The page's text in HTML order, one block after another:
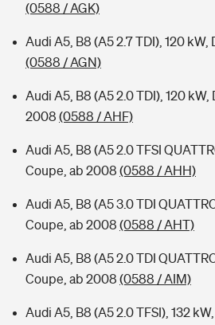
(0588 / AGK)
Audi A5, B8 (A5 2.7 TDI), 120
(0588 / AGN)
Audi A5, B8 (A5 2.0 TDI), 120
2008 (0588 / AHF)
Audi A5, B8 (A5 2.0 TFSI
Coupe, ab 2008 (0588 / AHH)
Audi A5, B8 (A5 3.0 TDI
Coupe, ab 2008 (0588 / AHT)
Audi A5, B8 (A5 2.0 TDI
Coupe, ab 2008 (0588 / AIM)
Audi A5, B8 (A5 2.0 TFSI), 132